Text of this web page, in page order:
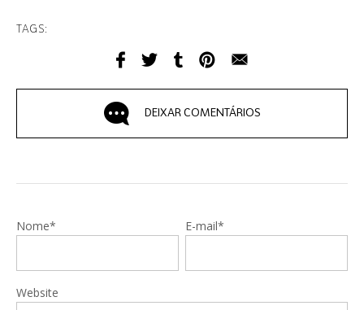
TAGS:
DEIXAR COMENTÁRIOS
Nome* E-mail*
Website